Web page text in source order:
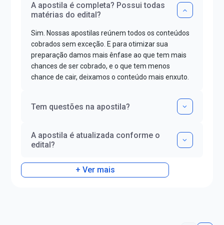
A apostila é completa? Possui todas
matérias do edital?
Sim. Nossas apostilas reúnem todos os conteúdos
cobrados sem exceção. E para otimizar sua
preparação damos mais ênfase ao que tem mais
chances de ser cobrado, e o que tem menos
chance de cair, deixamos o conteúdo mais enxuto.
Tem questões na apostila?
A apostila é atualizada conforme o
edital?
+ Ver mais